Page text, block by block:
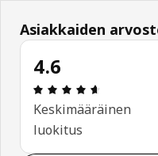
Asiakkaiden
4.6
: 4.6 / 5
Keskimääräinen
luokitus